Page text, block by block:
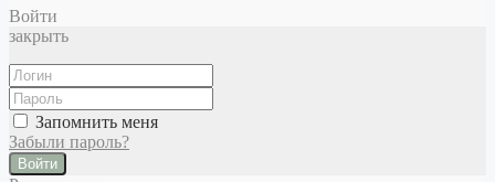
Войти
закрыть
Запомнить меня
Забыли пароль?
Войти